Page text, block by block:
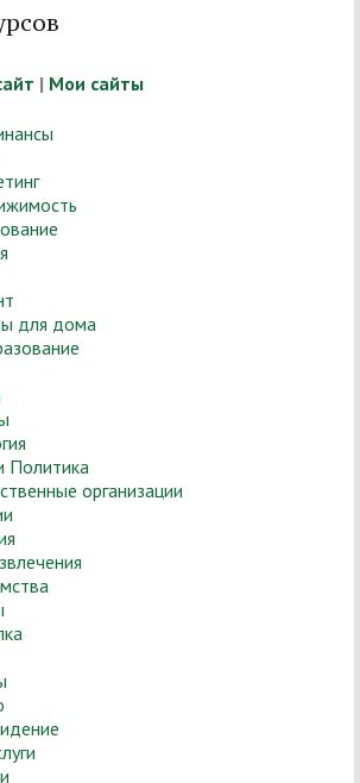
| Мои сайты
для дома
Политика
организации